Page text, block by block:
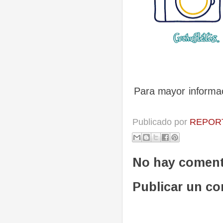
Para mayor
Publicado por
No hay
Publicar un